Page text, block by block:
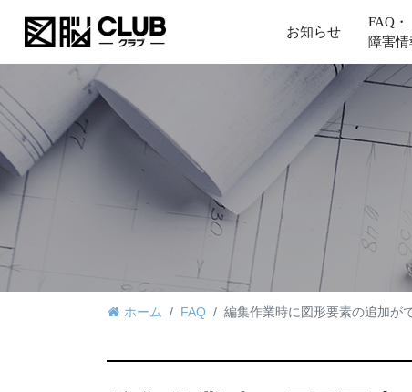
お知らせ
FAQ・
障害情
ホーム FAQ 編集作業時に図形要素の追加が